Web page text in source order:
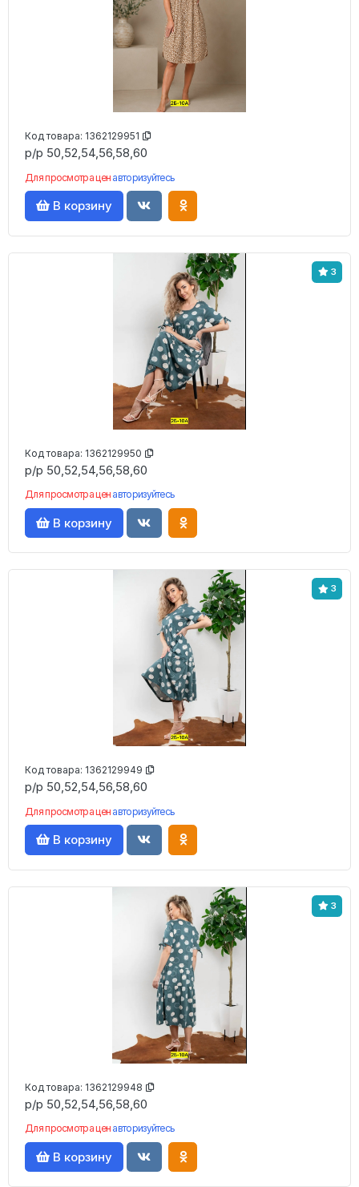
Код товара: 1362129951
р/р 50,52,54,56,58,60
Для просмотра цен авторизуйтесь
В корзину
3
Код товара: 1362129950
р/р 50,52,54,56,58,60
Для просмотра цен авторизуйтесь
В корзину
3
Код товара: 1362129949
р/р 50,52,54,56,58,60
Для просмотра цен авторизуйтесь
В корзину
3
Код товара: 1362129948
р/р 50,52,54,56,58,60
Для просмотра цен авторизуйтесь
В корзину